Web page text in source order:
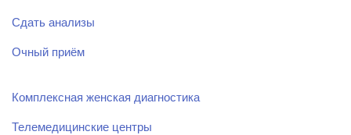
Сдать анализы
Очный приём
Комплексная женская диагностика
Телемедицинские центры